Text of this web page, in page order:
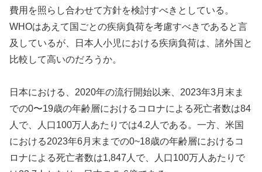
費用を照らし合わせて方針を検討すべきとしている。
WHOはあえて国ごとの疾病負荷を考慮すべきであると言
及しているが、日本人小児における疾病負荷は、諸外国と
比較して高いのだろうか。
日本における、2020年の流行開始以来、2023年3月末ま
での0〜19歳の年齢層におけるコロナによる死亡者数は84
人で、人口100万人あたりでは4.2人である。一方、米国
における2023年6月末までの0~18歳の年齢層におけるコ
ロナによる死亡者数は1,847人で、人口100万人あたりで